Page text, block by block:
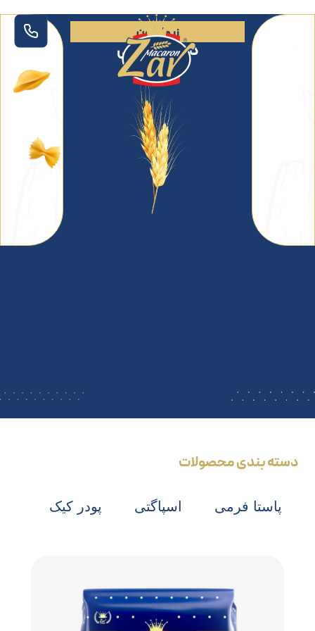
زر ماکارون
در‬ ‫کنار‬ ‫زندگی
.
دسته بندی محصولات
پاستا فرمی اسپاگتی پودر کیک